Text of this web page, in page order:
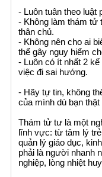
- Luôn tuân theo luật
- Không làm thám tử
thân chủ.
- Không nên cho ai
thể gây nguy hiểm
- Luôn có ít nhất 2
việc đi sai hướng.
- Hãy tự tin, không
của mình dù bạn
Thám tử tư là một
lĩnh vực: từ tâm lý
quản lý giáo dục,
phải là người nhanh
nghiệp, lòng nhiệt